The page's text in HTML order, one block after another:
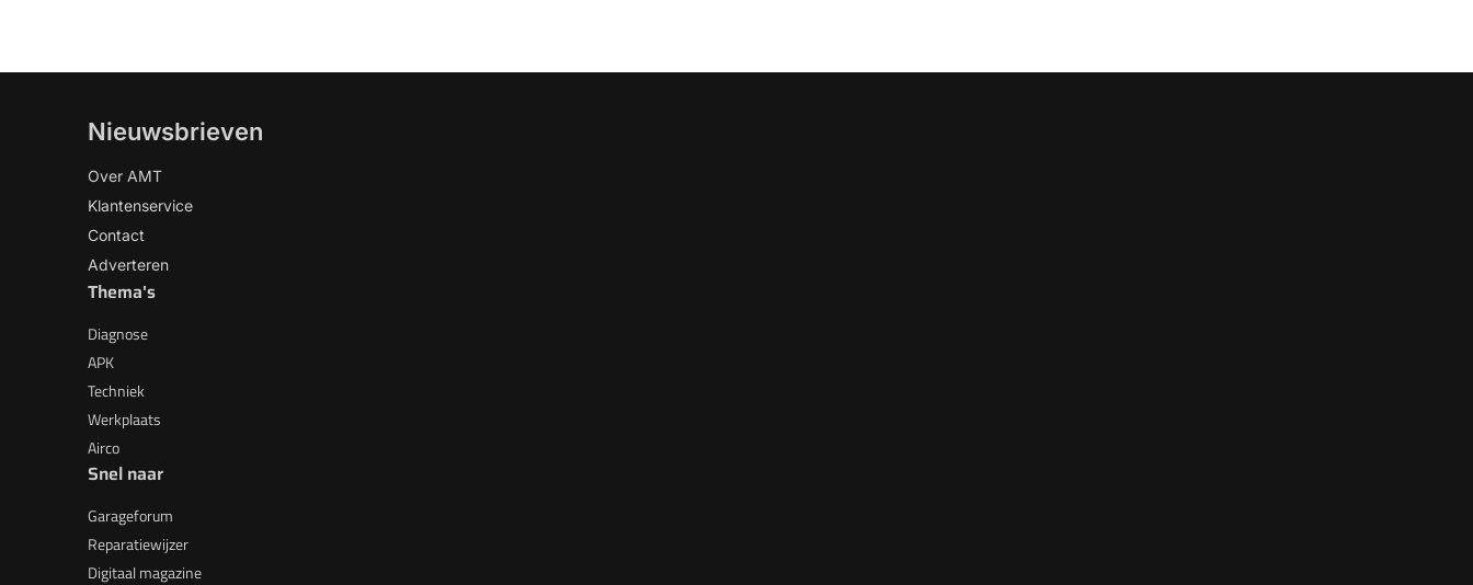
Nieuwsbrieven
Over AMT
Klantenservice
Contact
Adverteren
Thema's
Diagnose
APK
Techniek
Werkplaats
Airco
Snel naar
Garageforum
Reparatiewijzer
Digitaal magazine